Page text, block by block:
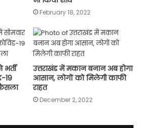
February 18, 2022
19
उत्तराखंड में मकान बनान अब होगा
आसान, लोगों को मिलेगी काफी
राहत
December 2, 2022